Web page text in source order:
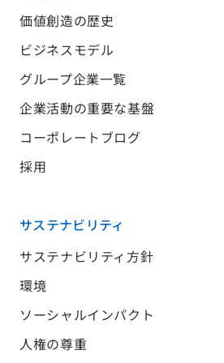
価値創造の歴史
ビジネスモデル
グループ企業一覧
企業活動の重要な基盤
コーポレートブログ
採用
サステナビリティ
サステナビリティ方針
環境
ソーシャルインパクト
人権の尊重